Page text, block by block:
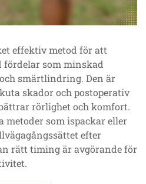
effektiv metod för att
fördelar som minskad
smärtlindring. Den är
skador och postoperativ
rörlighet och komfort.
metoder som ispackar eller
efter
rätt timing är avgörande för